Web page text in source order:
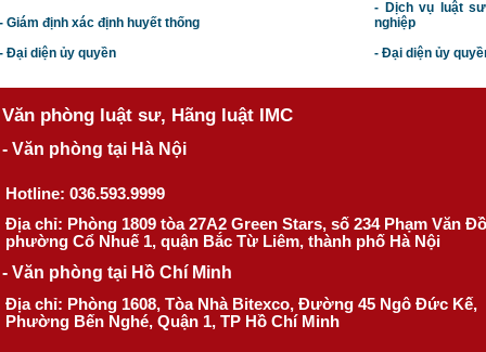
Giám định xác định huyết thống
Đại diện ủy quyền
- Dịch vụ luật
nghiệp
- Đại diện ủy
Văn phòng luật sư, Hãng luật IMC
- Văn phòng tại Hà Nội
Hotline: 036.593.9999
Địa chỉ: Phòng 1809 tòa 27A2 Green Stars, số 234 Phạm Văn
phường Cổ Nhuế 1, quận Bắc Từ Liêm, thành phố Hà Nội
- Văn phòng tại Hồ Chí Minh
Địa chỉ: Phòng 1608, Tòa Nhà Bitexco, Đường 45 Ngô Đức Kế,
Phường Bến Nghé, Quận 1, TP Hồ Chí Minh